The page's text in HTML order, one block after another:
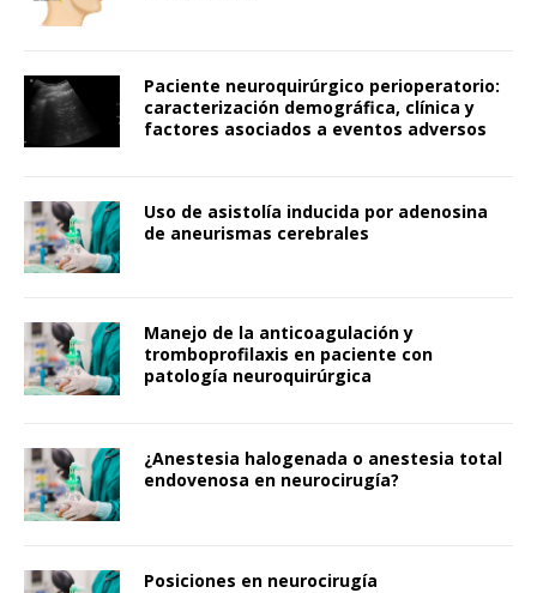
Paciente neuroquirúrgico perioperatorio:
caracterización demográfica, clínica y
factores asociados a eventos adversos
Uso de asistolía inducida por adenosina
de aneurismas cerebrales
Manejo de la anticoagulación y
tromboprofilaxis en paciente con
patología neuroquirúrgica
¿Anestesia halogenada o anestesia total
endovenosa en neurocirugía?
Posiciones en neurocirugía